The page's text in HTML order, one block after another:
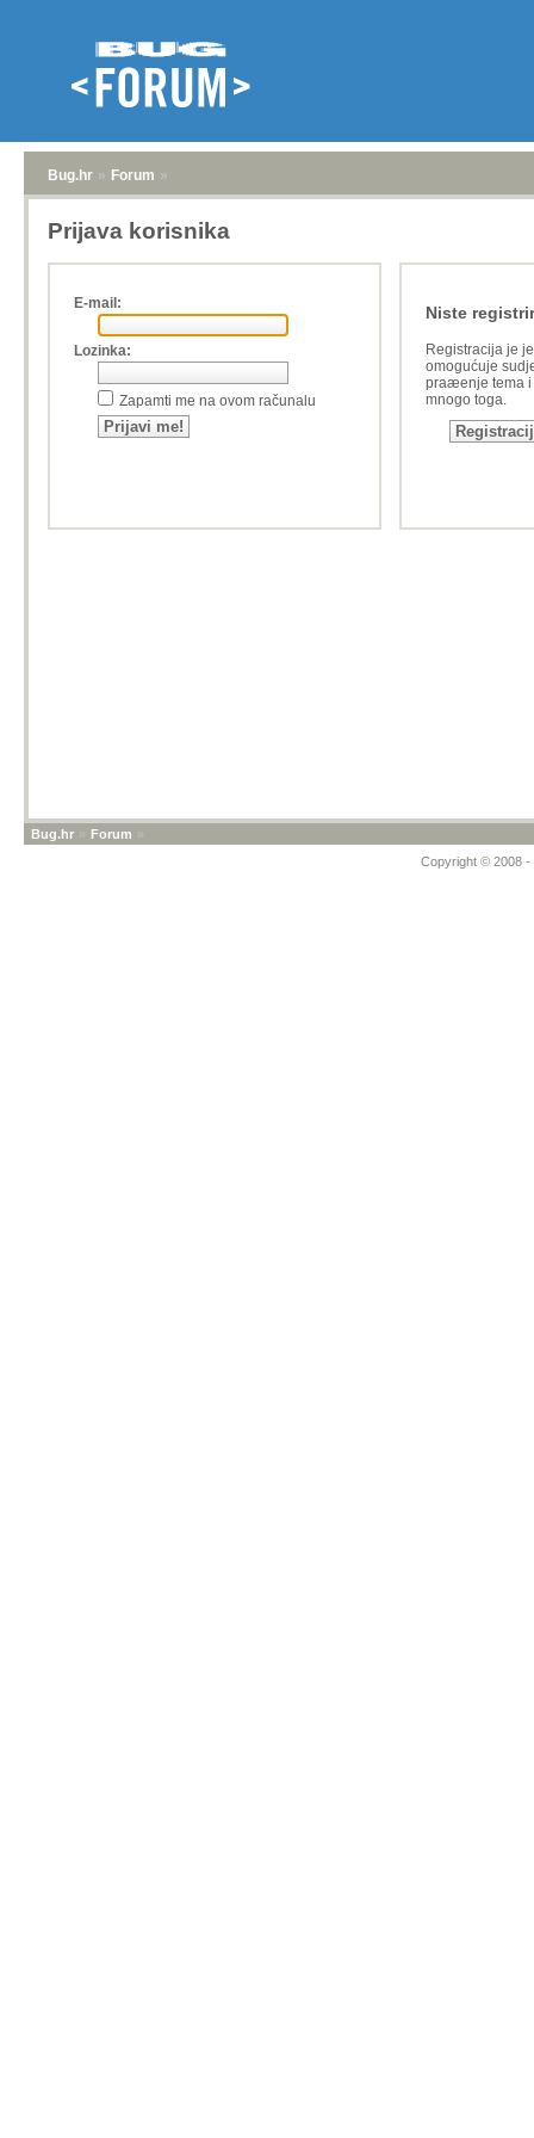
Bug.hr » Forum »
Prijava korisnika
E-mail:
Lozinka:
Zapamti me na ovom računalu
Niste
Registracija je
omogućuje
praæenje tema i
mnogo toga.
Bug.hr » Forum »
Copyright © 2008 -